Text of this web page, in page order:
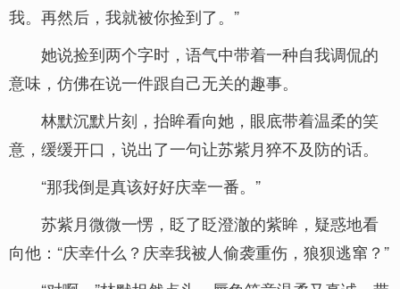
我。再然后，我就被你捡到了。”
她说捡到两个字时，语气中带着一种自我调侃的
意味，仿佛在说一件跟自己无关的趣事。
林默沉默片刻，抬眸看向她，眼底带着温柔的笑
意，缓缓开口，说出了一句让苏紫月猝不及防的话。
“那我倒是真该好好庆幸一番。”
苏紫月微微一愣，眨了眨澄澈的紫眸，疑惑地看
向他：“庆幸什么？庆幸我被人偷袭重伤，狼狈逃窜？”